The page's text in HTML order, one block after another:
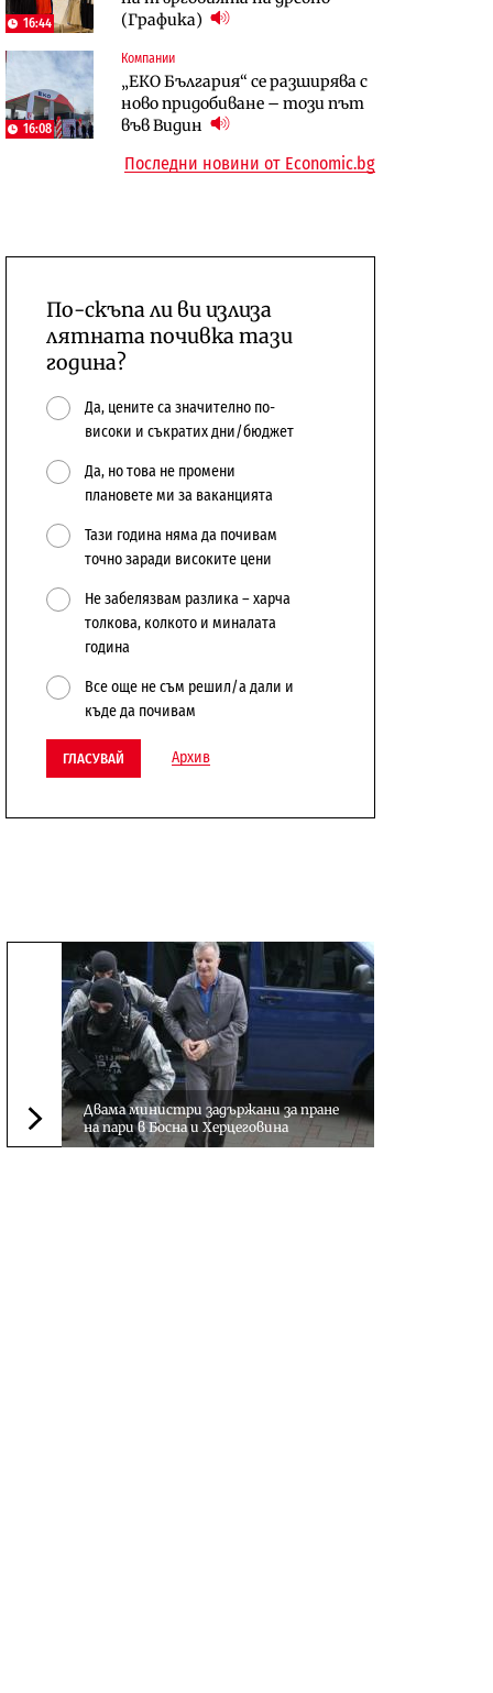
16:44
(Графика)
16:08
Компании
„ЕКО България“ се разширява с
ново придобиване – този път
във Видин
откажат напълно от Google
Публични финанси
Общините вече зависят от
централната власт за 75% от
население и все повече сгради
Компании
А1 отново е лидер при
технологичните компании и
Последни новини от Economic.bg
По-скъпа ли ви излиза
лятната почивка тази
година?
Да, цените са значително по-
високи и съкратих дни/бюджет
Да, но това не промени
плановете ми за ваканцията
Тази година няма да почивам
точно заради високите цени
Не забелязвам разлика – харча
толкова, колкото и миналата
година
Все още не съм решил/а дали и
къде да почивам
ГЛАСУВАЙ Архив
Следваща новина
Двама министри задържани за пране
на пари в Босна и Херцеговина